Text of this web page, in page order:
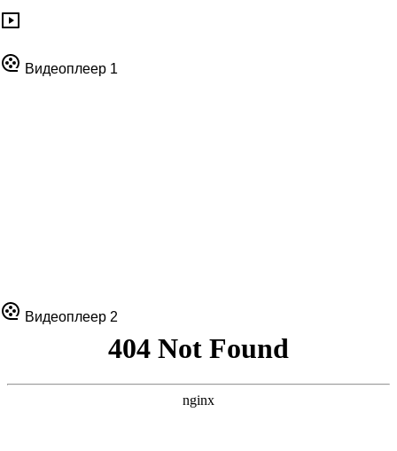
Видеоплеер 1
Видеоплеер 2